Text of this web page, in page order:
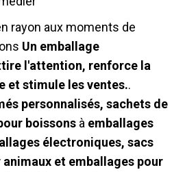
rayon aux moments de
Un emballage
l'attention, renforce la
et stimule les ventes..
personnalisés, sachets de
boissonsà emballages
électroniques, sacs
et emballages pour